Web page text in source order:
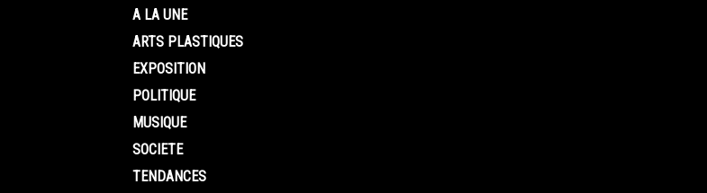
A LA UNE
ARTS PLASTIQUES
EXPOSITION
POLITIQUE
MUSIQUE
SOCIETE
TENDANCES